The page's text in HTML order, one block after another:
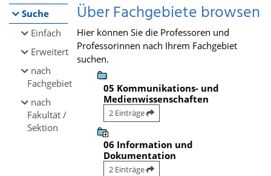
Suche
Einfach
Erweitert
nach
Fachgebiet
nach
Fakultät /
Sektion
Über Fachgebiete browsen
Hier können Sie die Professoren und
Professorinnen nach Ihrem Fachgebiet
suchen.
05 Kommunikations- und
Medienwissenschaften
2 Einträge
06 Information und
Dokumentation
2 Einträge